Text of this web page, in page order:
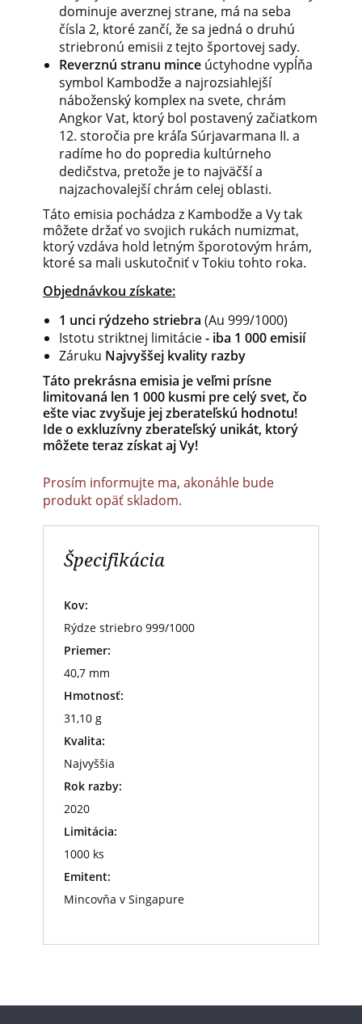
dominuje averznej strane, má na seba
čísla 2, ktoré zančí, že sa jedná o druhú
striebronú emisii z tejto športovej sady.
Reverznú stranu mince úctyhodne vypĺňa
symbol Kambodže a najrozsiahlejší
náboženský komplex na svete, chrám
Angkor Vat, ktorý bol postavený začiatkom
12. storočia pre kráľa Súrjavarmana II. a
radíme ho do popredia kultúrneho
dedičstva, pretože je to najväčší a
najzachovalejší chrám celej oblasti.
Táto emisia pochádza z Kambodže a Vy tak
môžete držať vo svojich rukách numizmat,
ktorý vzdáva hold letným šporotovým hrám,
ktoré sa mali uskutočniť v Tokiu tohto roka.
Objednávkou získate:
1 unci rýdzeho striebra (Au 999/1000)
Istotu striktnej limitácie- iba 1 000 emisií
Záruku Najvyššej kvality razby
Táto prekrásna emisia je veľmi prísne
limitovaná len 1 000 kusmi pre celý svet, čo
ešte viac zvyšuje jej zberateľskú hodnotu!
Ide o exkluzívny zberateľský unikát, ktorý
môžete teraz získat aj Vy!
Prosím informujte ma, akonáhle bude
produkt opäť skladom.
Špecifikácia
Kov:
Rýdze striebro 999/1000
Priemer:
40,7 mm
Hmotnosť:
31,10 g
Kvalita:
Najvyššia
Rok razby:
2020
Limitácia:
1000 ks
Emitent:
Mincovňa v Singapure